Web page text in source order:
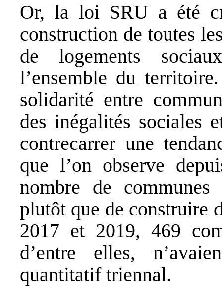
Or, la loi SRU a été
construction de toutes
de logements
l’ensemble du
solidarité entre
des inégalités sociales
contrecarrer une
que l’on observe
nombre de
plutôt que de construire
2017 et 2019, 469
d’entre elles,
quantitatif triennal.